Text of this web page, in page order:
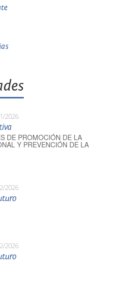
2026
DE PROMOCIÓN DE LA
Y PREVENCIÓN DE LA
2026
2026